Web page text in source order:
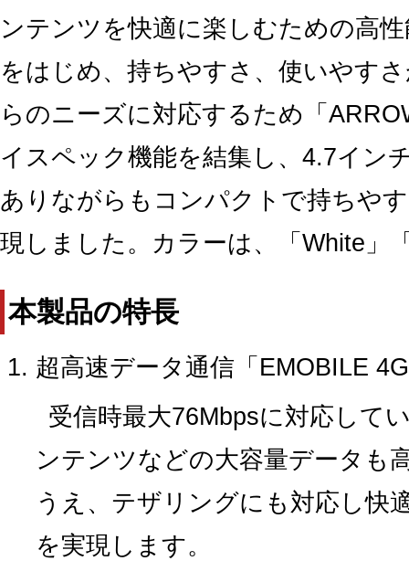
ンテンツを快適に楽しむための高
をはじめ、持ちやすさ、使いやす
らのニーズに対応するため「
イスペック機能を結集し、4.7イン
ありながらもコンパクトで持ちや
現しました。カラーは、「White」
本製品の特長
超高速データ通信「EMOBILE
受信時最大76Mbpsに対応して
ンテンツなどの大容量データも
うえ、テザリングにも対応し快
を実現します。